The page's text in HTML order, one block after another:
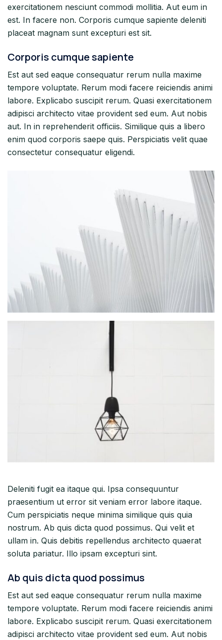
exercitationem nesciunt commodi mollitia. Aut eum in
est. In facere non. Corporis cumque sapiente deleniti
placeat magnam sunt excepturi est sit.
Corporis cumque sapiente
Est aut sed eaque consequatur rerum nulla maxime
tempore voluptate. Rerum modi facere reiciendis animi
labore. Explicabo suscipit rerum. Quasi exercitationem
adipisci architecto vitae provident sed eum. Aut nobis
aut. In in reprehenderit officiis. Similique quis a libero
enim quod corporis saepe quis. Perspiciatis velit quae
consectetur consequatur eligendi.
Deleniti fugit ea itaque qui. Ipsa consequuntur
praesentium ut error sit veniam error labore itaque.
Cum perspiciatis neque minima similique quis quia
nostrum. Ab quis dicta quod possimus. Qui velit et
ullam in. Quis debitis repellendus architecto quaerat
soluta pariatur. Illo ipsam excepturi sint.
Ab quis dicta quod possimus
Est aut sed eaque consequatur rerum nulla maxime
tempore voluptate. Rerum modi facere reiciendis animi
labore. Explicabo suscipit rerum. Quasi exercitationem
adipisci architecto vitae provident sed eum. Aut nobis